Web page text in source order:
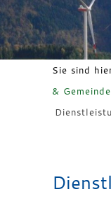
Freizeit
Sie sind
&